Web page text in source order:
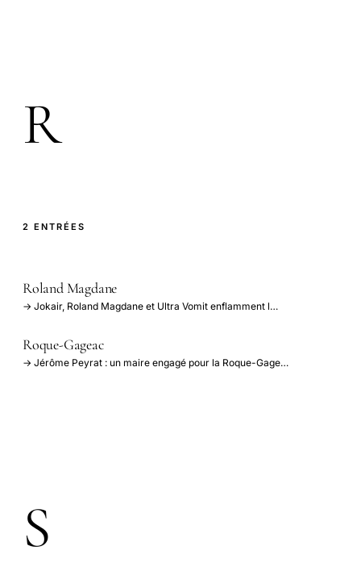
R
2 ENTRÉES
Roland Magdane
→ Jokair, Roland Magdane et Ultra Vomit enflamment l…
Roque-Gageac
→ Jérôme Peyrat : un maire engagé pour la Roque-Gage…
S